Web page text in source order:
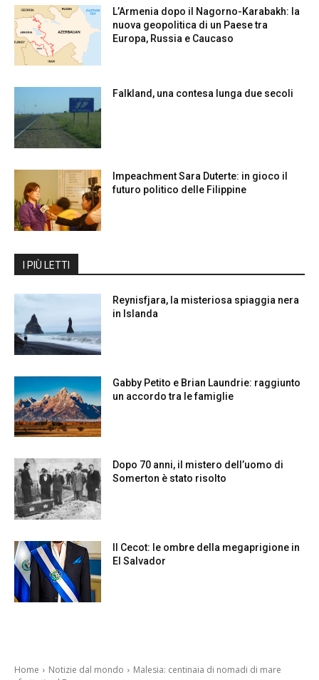
L’Armenia dopo il Nagorno-Karabakh: la
nuova geopolitica di un Paese tra
Europa, Russia e Caucaso
Falkland, una contesa lunga due secoli
Impeachment Sara Duterte: in gioco il
futuro politico delle Filippine
I PIÙ LETTI
Reynisfjara, la misteriosa spiaggia nera
in Islanda
Gabby Petito e Brian Laundrie: raggiunto
un accordo tra le famiglie
Dopo 70 anni, il mistero dell’uomo di
Somerton è stato risolto
Il Cecot: le ombre della megaprigione in
El Salvador